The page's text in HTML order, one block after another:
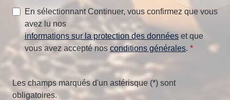
En sélectionnant Continuer, vous confirmez que vous
avez lu nos
informations sur la protection des données et que
vous avez accepté nos conditions générales. *
Les champs marqués d'un astérisque (*) sont
obligatoires.